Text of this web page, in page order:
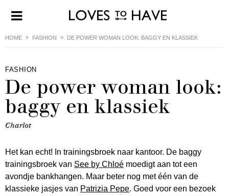
HOME FASHION DE POWER WOMAN LOOK: BAGGY EN KLASSIEK
FASHION
De power woman look:
baggy en klassiek
Charlot
Het kan echt! In trainingsbroek naar kantoor. De baggy
trainingsbroek van See by Chloé moedigt aan tot een
avondje bankhangen. Maar beter nog met één van de
klassieke jasjes van Patrizia Pepe. Goed voor een bezoek